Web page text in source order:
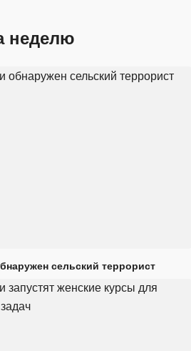
неделю
сельский террорист